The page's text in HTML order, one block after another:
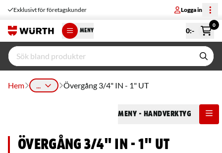
Exklusivt för företagskunder Logga in
MENY 0:-
0
Hem ... Övergång 3/4" IN - 1" UT
Meny - Handverktyg
Övergång 3/4" IN - 1" UT